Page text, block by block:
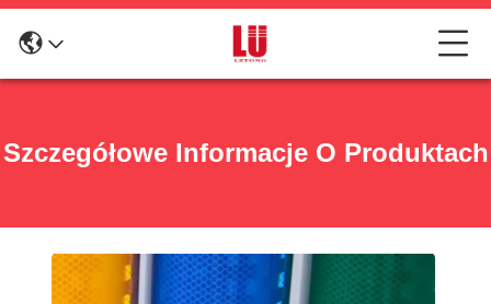
Szczegółowe Informacje O Produktach